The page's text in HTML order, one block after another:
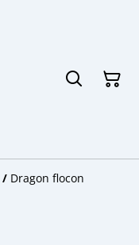
/ Dragon flocon